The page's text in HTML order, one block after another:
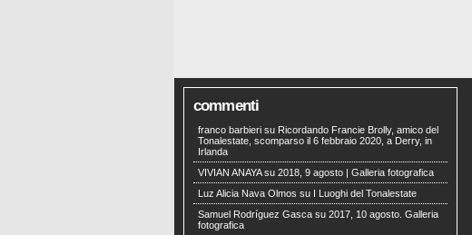
commenti
franco barbieri su Ricordando Francie Brolly, amico del
Tonalestate, scomparso il 6 febbraio 2020, a Derry, in
Irlanda
VIVIAN ANAYAsu 2018, 9 agosto | Galleria fotografica
Luz Alicia Nava Olmos su
I Luoghi del Tonalestate
Samuel Rodríguez Gasca su 2017, 10 agosto. Galleria
fotografica